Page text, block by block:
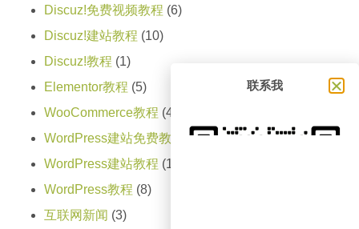
Discuz!免费视频教程 (6)
Discuz!建站教程 (10)
Discuz!教程 (1)
Elementor教程 (5)
WooCommerce教程 (4)
WordPress建站免费教程
(13)
WordPress建站教程 (165)
WordPress教程 (8)
互联网新闻 (3)
联系我